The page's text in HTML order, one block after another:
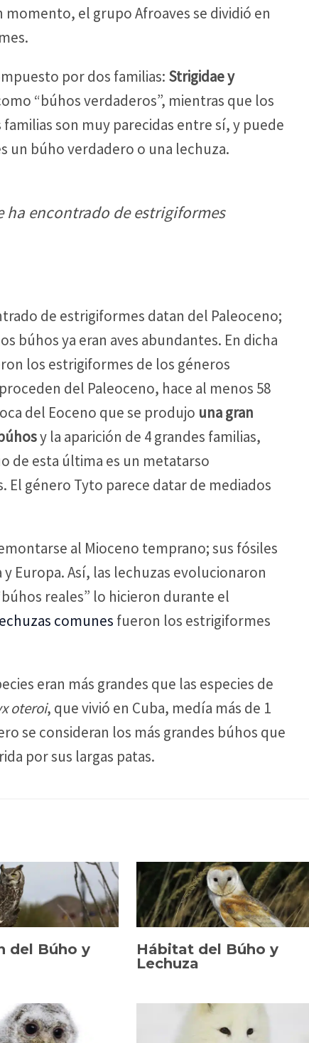
momento, el grupo Afroaves se dividió en
por dos familias: Strigidae y
“búhos verdaderos”, mientras que los
son muy parecidas entre sí, y puede
un búho verdadero o una lechuza.
ha encontrado de estrigiformes
de estrigiformes datan del Paleoceno;
búhos ya eran aves abundantes. En dicha
los estrigiformes de los géneros
del Paleoceno, hace al menos 58
del Eoceno que se produjo una gran
y la aparición de 4 grandes familias,
de esta última es un metatarso
El género Tyto parece datar de mediados
al Mioceno temprano; sus fósiles
Europa. Así, las lechuzas evolucionaron
reales” lo hicieron durante el
comunes fueron los estrigiformes
eran más grandes que las especies de
oteroi, que vivió en Cuba, medía más de 1
se consideran los más grandes búhos que
por sus largas patas.
del Búho y
Hábitat del Búho y
Lechuza